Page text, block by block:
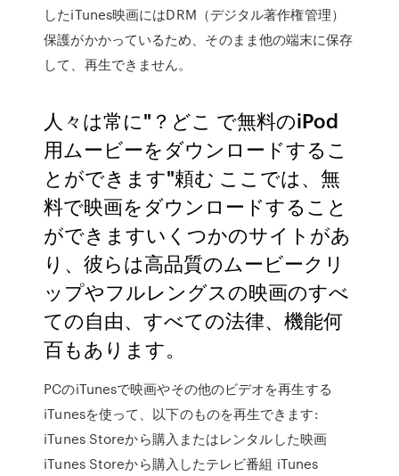
したiTunes映画にはDRM（デジタル著作権管理）
保護がかかっているため、そのまま他の端末に保存
して、再生できません。
人々は常に"？どこ で無料のiPod
用ムービーをダウンロードするこ
とができます"頼む ここでは、無
料で映画をダウンロードすること
ができますいくつかのサイトがあ
り、彼らは高品質のムービークリ
ップやフルレングスの映画のすべ
ての自由、すべての法律、機能何
百もあります。
PCのiTunesで映画やその他のビデオを再生する
iTunesを使って、以下のものを再生できます:
iTunes Storeから購入またはレンタルした映画
iTunes Storeから購入したテレビ番組 iTunes